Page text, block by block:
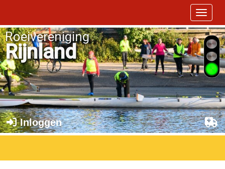
Toggle
Roeivereniging
Rijnland
Inloggen